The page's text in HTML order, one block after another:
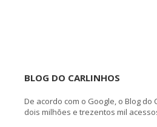
BLOG DO CARLINHOS
De acordo com o Google, o Blog do
dois milhões e trezentos mil